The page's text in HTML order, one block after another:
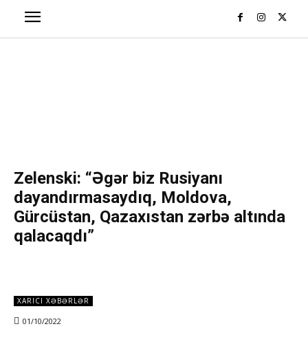
Zelenski: “Əgər biz Rusiyanı
dayandırmasaydıq, Moldova,
Gürcüstan, Qazaxıstan zərbə altında
qalacaqdı”
XARICI XƏBƏRLƏR
01/10/2022